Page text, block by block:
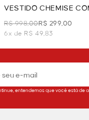
VESTIDO CHEMISE
BEGE
R$ 998,00R$ 299,00
6x de R$ 49,83
entendemos que você está de